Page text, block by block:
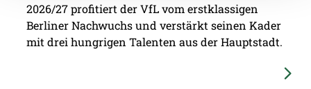
2026/27 profitiert der VfL vom erstklassigen
Berliner Nachwuchs und verstärkt seinen Kader
mit drei hungrigen Talenten aus der Hauptstadt.